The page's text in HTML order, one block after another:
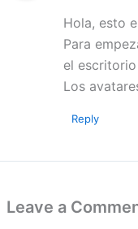
Hola, esto
Para
el
Los
Reply
Leave a